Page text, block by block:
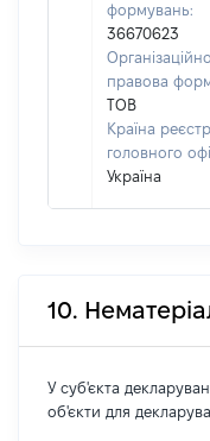
формувань:
36670623
правова
ТОВ
Країна
головного
Україна
10.
У суб'єкта
об'єкти для